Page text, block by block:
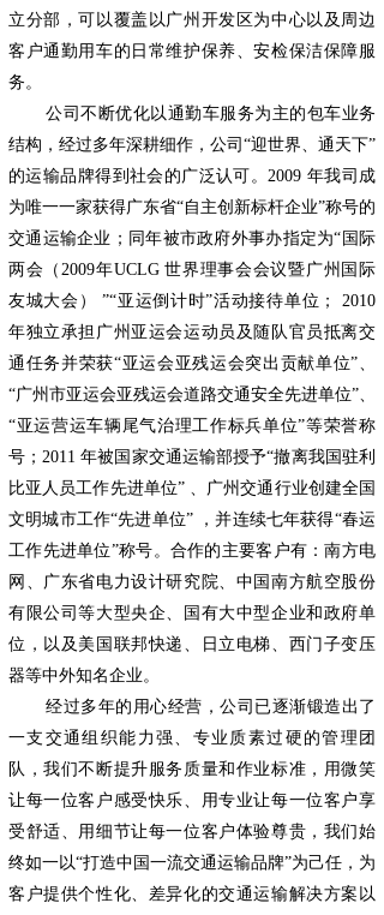
立分部，可以覆盖以广州开发区为中心以及周边
客户通勤用车的日常维护保养、安检保洁保障服
务。
公司不断优化以通勤车服务为主的包车业务
结构，经过多年深耕细作，公司“迎世界、通天下”
的运输品牌得到社会的广泛认可。2009 年我司成
为唯一一家获得广东省“自主创新标杆企业”称号的
交通运输企业；同年被市政府外事办指定为“国际
两会（2009年UCLG 世界理事会会议暨广州国际
友城大会） ”“亚运倒计时”活动接待单位； 2010
年独立承担广州亚运会运动员及随队官员抵离交
通任务并荣获“亚运会亚残运会突出贡献单位”、
“广州市亚运会亚残运会道路交通安全先进单位”、
“亚运营运车辆尾气治理工作标兵单位”等荣誉称
号；2011 年被国家交通运输部授予“撤离我国驻利
比亚人员工作先进单位” 、广州交通行业创建全国
文明城市工作“先进单位” ，并连续七年获得“春运
工作先进单位”称号。合作的主要客户有：南方电
网、广东省电力设计研究院、中国南方航空股份
有限公司等大型央企、国有大中型企业和政府单
位，以及美国联邦快递、日立电梯、西门子变压
器等中外知名企业。
经过多年的用心经营，公司已逐渐锻造出了
一支交通组织能力强、专业质素过硬的管理团
队，我们不断提升服务质量和作业标准，用微笑
让每一位客户感受快乐、用专业让每一位客户享
受舒适、用细节让每一位客户体验尊贵，我们始
终如一以“打造中国一流交通运输品牌”为己任，为
客户提供个性化、差异化的交通运输解决方案以